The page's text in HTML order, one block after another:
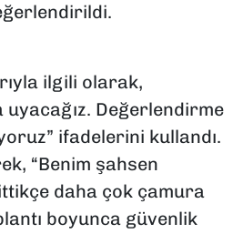
ilgili olarak,
Değerlendirme
ifadelerini kullandı.
“Benim şahsen
daha çok çamura
boyunca güvenlik